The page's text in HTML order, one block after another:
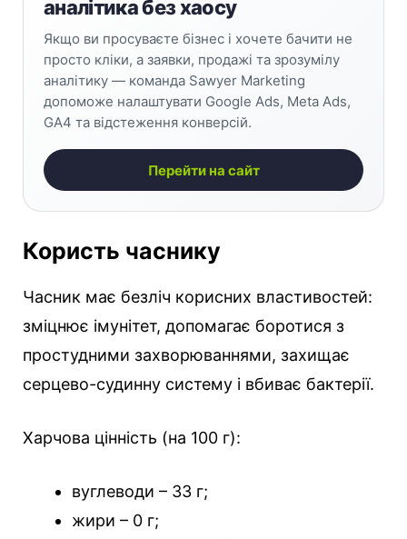
аналітика без хаосу
Якщо ви просуваєте бізнес і хочете бачити не
просто кліки, а заявки, продажі та зрозумілу
аналітику — команда Sawyer Marketing
допоможе налаштувати Google Ads, Meta Ads,
GA4 та відстеження конверсій.
Перейти на сайт
Користь часнику
Часник має безліч корисних властивостей:
зміцнює імунітет, допомагає боротися з
простудними захворюваннями, захищає
серцево-судинну систему і вбиває бактерії.
Харчова цінність (на 100 г):
вуглеводи – 33 г;
жири – 0 г;